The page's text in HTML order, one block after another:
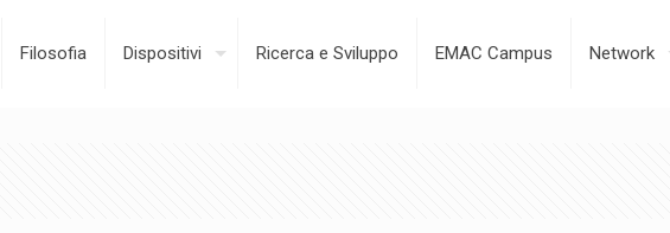
Filosofia Dispositivi Ricerca e Sviluppo EMAC Campus Network